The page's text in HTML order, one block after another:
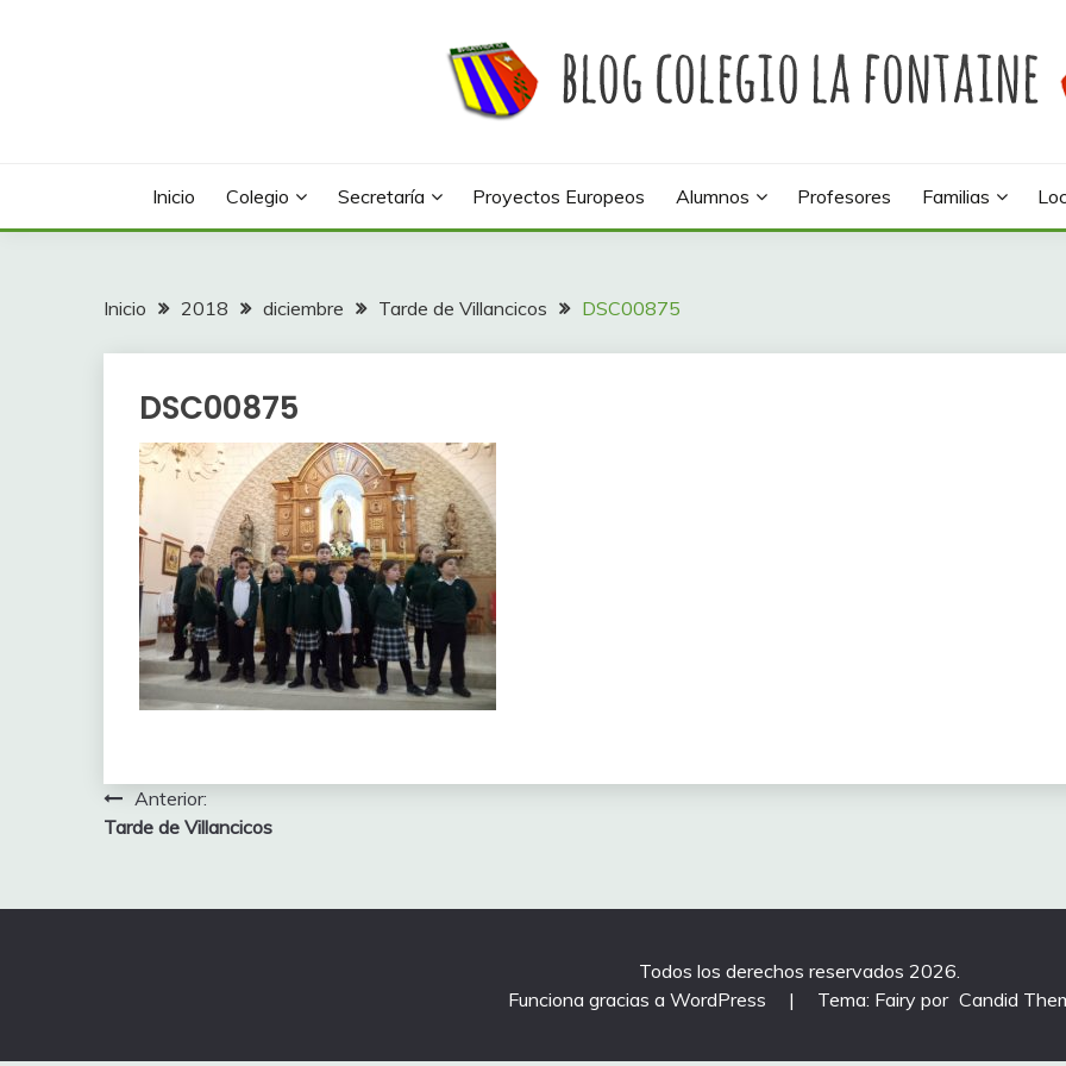
Inicio Colegio Secretaría Proyectos Europeos Alumnos Profesores Familias
Inicio 2018 diciembre Tarde de Villancicos DSC00875
DSC00875
Navegación
de
Anterior:
Tarde de Villancicos
Todos los derechos reservados 2026.
Funciona gracias a WordPress
| Tema: Fairy por Candid